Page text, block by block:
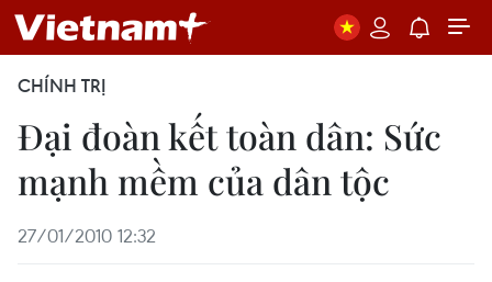
CHÍNH TRỊ
Đại đoàn kết toàn dân: Sức
mạnh mềm của dân tộc
27/01/2010 12:32